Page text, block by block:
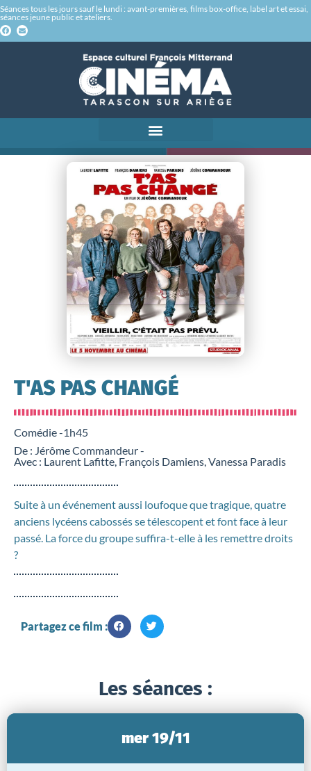
Séances tous les jours sauf le lundi : avant-premières, films box-office, label art et essai,
séances jeune public et ateliers.
T'AS PAS CHANGÉ
Comédie -1h45
De : Jérôme Commandeur -
Avec : Laurent Lafitte, François Damiens, Vanessa Paradis
Suite à un événement aussi loufoque que tragique, quatre
anciens lycéens cabossés se télescopent et font face à leur
passé. La force du groupe suffira-t-elle à les remettre droits
?
Partagez ce film :
Les séances :
mer 19/11